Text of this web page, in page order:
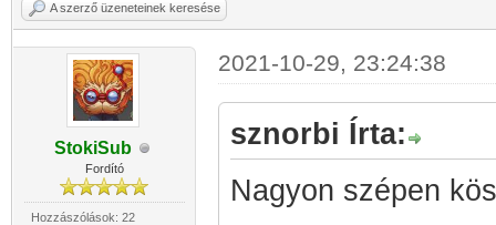
A szerző üzeneteinek keresése
StokiSub
Fordító
Hozzászólások: 22
2021-10-29, 23:24:38
sznorbi Írta:
Nagyon szépen